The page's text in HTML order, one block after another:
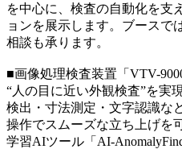
を中心に、検査の自動化を支
ョンを展示します。ブースで
相談も承ります。
■画像処理検査装置「VTV-9000
“人の目に近い外観検査”を実
検出・寸法測定・文字認識な
操作でスムーズな立ち上げを
学習AIツール「AI-